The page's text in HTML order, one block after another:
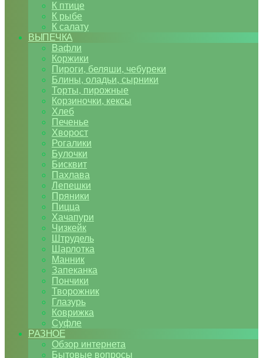
К птице
К рыбе
К салату
ВЫПЕЧКА
Вафли
Коржики
Пироги, беляши, чебуреки
Блины, оладьи, сырники
Торты, пирожные
Корзиночки, кексы
Хлеб
Печенье
Хворост
Рогалики
Булочки
Бисквит
Пахлава
Лепешки
Пряники
Пицца
Хачапури
Чизкейк
Штрудель
Шарлотка
Манник
Запеканка
Пончики
Творожник
Глазурь
Коврижка
Суфле
РАЗНОЕ
Обзор интернета
Бытовые вопросы